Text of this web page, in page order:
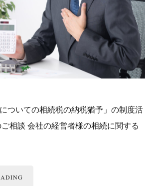
ついての相続税の納税猶予」の制度活
相談 会社の経営者様の相続に関する